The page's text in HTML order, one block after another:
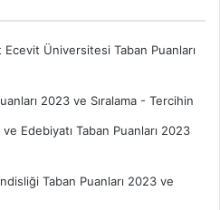
Üniversitesi Taban Puanları
2023 ve Sıralama - Tercihin
Edebiyatı Taban Puanları 2023
Taban Puanları 2023 ve